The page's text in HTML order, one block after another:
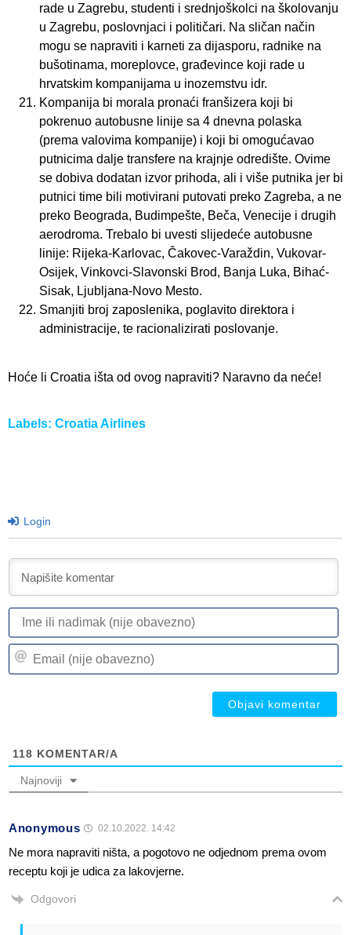
rade u Zagrebu, studenti i srednjoškolci na školovanju
u Zagrebu, poslovnjaci i političari. Na sličan način
mogu se napraviti i karneti za dijasporu, radnike na
bušotinama, moreplovce, građevince koji rade u
hrvatskim kompanijama u inozemstvu idr.
Kompanija bi morala pronaći franšizera koji bi
pokrenuo autobusne linije sa 4 dnevna polaska
(prema valovima kompanije) i koji bi omogućavao
putnicima dalje transfere na krajnje odredište. Ovime
se dobiva dodatan izvor prihoda, ali i više putnika jer bi
putnici time bili motivirani putovati preko Zagreba, a ne
preko Beograda, Budimpešte, Beča, Venecije i drugih
aerodroma. Trebalo bi uvesti slijedeće autobusne
linije: Rijeka-Karlovac, Čakovec-Varaždin, Vukovar-
Osijek, Vinkovci-Slavonski Brod, Banja Luka, Bihać-
Sisak, Ljubljana-Novo Mesto.
Smanjiti broj zaposlenika, poglavito direktora i
administracije, te racionalizirati poslovanje.
Hoće li Croatia išta od ovog napraviti? Naravno da neće!
Labels: Croatia Airlines
Login
118 KOMENTAR/A
Najnoviji
Anonymous 02.10.2022. 14:42
Ne mora napraviti ništa, a pogotovo ne odjednom prema ovom
receptu koji je udica za lakovjerne.
Odgovori